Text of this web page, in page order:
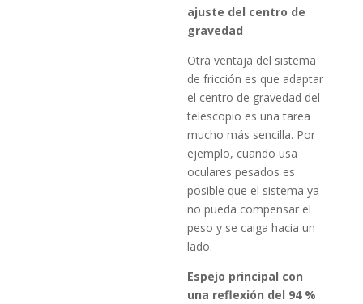
ajuste del centro de
gravedad
Otra ventaja del sistema
de fricción es que adaptar
el centro de gravedad del
telescopio es una tarea
mucho más sencilla. Por
ejemplo, cuando usa
oculares pesados es
posible que el sistema ya
no pueda compensar el
peso y se caiga hacia un
lado.
Espejo principal con
una reflexión del 94 %